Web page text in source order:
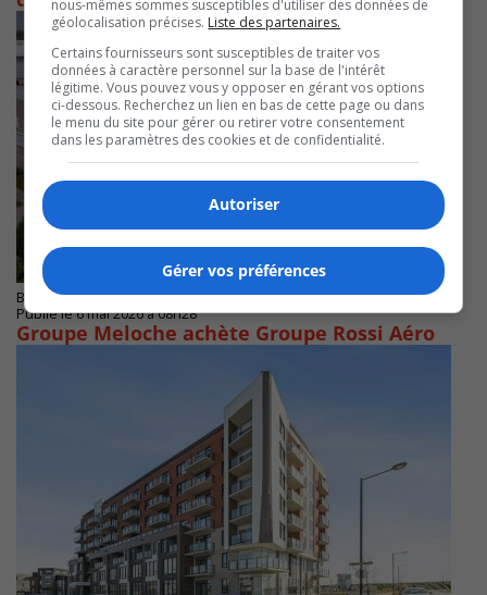
BROSSARD
Publié le 6 mai 2026 à 08h28
Groupe Meloche achète Groupe Rossi Aéro
nous-mêmes sommes susceptibles d'utiliser des données de
géolocalisation précises. Liste des partenaires.
Certains fournisseurs sont susceptibles de traiter vos
données à caractère personnel sur la base de l'intérêt
légitime. Vous pouvez vous y opposer en gérant vos options
ci-dessous. Recherchez un lien en bas de cette page ou dans
le menu du site pour gérer ou retirer votre consentement
dans les paramètres des cookies et de confidentialité.
Autoriser
Gérer vos préférences